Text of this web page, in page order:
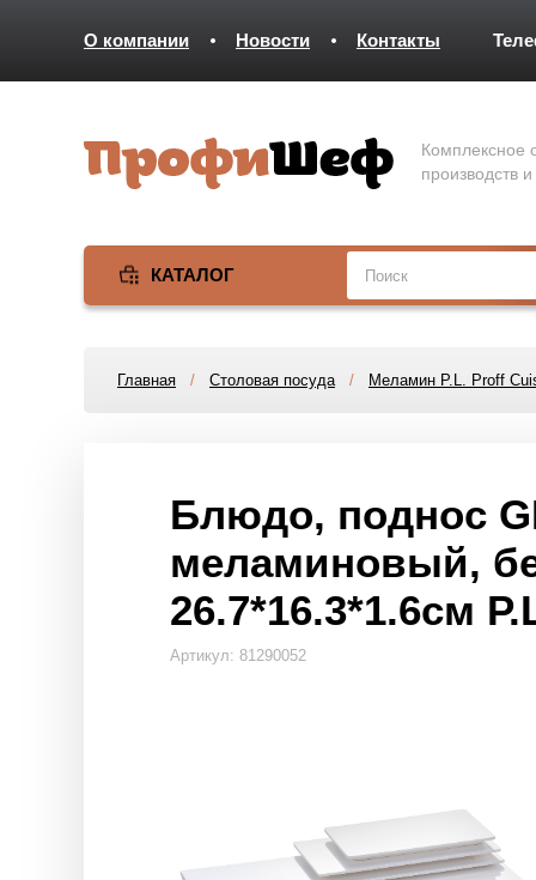
О компании Новости Контакты
Комплексное
производств
КАТАЛОГ
Главная / Столовая посуда/ Меламин P.L. Proff
Блюдо, поднос
меламиновый,
26.7*16.3*1.6см
Артикул: 81290052